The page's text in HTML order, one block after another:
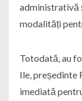
administrativă
modalități
Totodată, au
Ile, președinte
imediată